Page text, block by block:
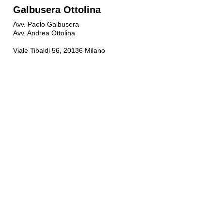
Galbusera Ottolina
Avv. Paolo Galbusera
Avv. Andrea Ottolina
Viale Tibaldi 56, 20136 Milano